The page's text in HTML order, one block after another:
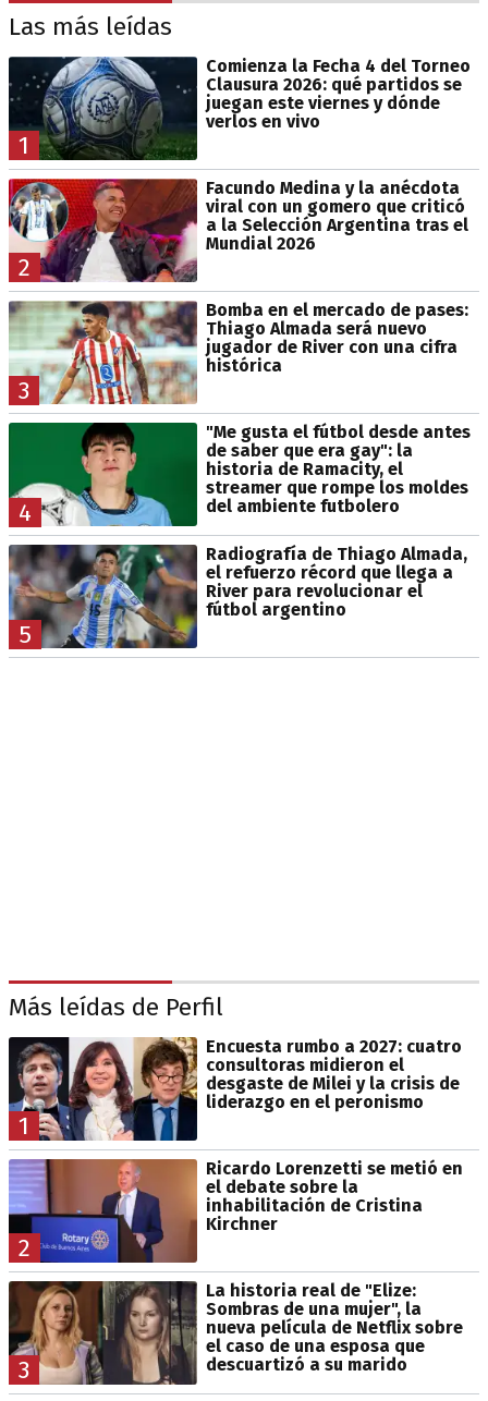
Las más leídas
1
Comienza la Fecha 4 del Torneo
Clausura 2026: qué partidos se
juegan este viernes y dónde
verlos en vivo
2
Facundo Medina y la anécdota
viral con un gomero que criticó
a la Selección Argentina tras el
Mundial 2026
3
Bomba en el mercado de pases:
Thiago Almada será nuevo
jugador de River con una cifra
histórica
4
"Me gusta el fútbol desde antes
de saber que era gay": la
historia de Ramacity, el
streamer que rompe los moldes
del ambiente futbolero
5
Radiografía de Thiago Almada,
el refuerzo récord que llega a
River para revolucionar el
fútbol argentino
Más leídas de Perfil
1
Encuesta rumbo a 2027: cuatro
consultoras midieron el
desgaste de Milei y la crisis de
liderazgo en el peronismo
2
Ricardo Lorenzetti se metió en
el debate sobre la
inhabilitación de Cristina
Kirchner
3
La historia real de "Elize:
Sombras de una mujer", la
nueva película de Netflix sobre
el caso de una esposa que
descuartizó a su marido